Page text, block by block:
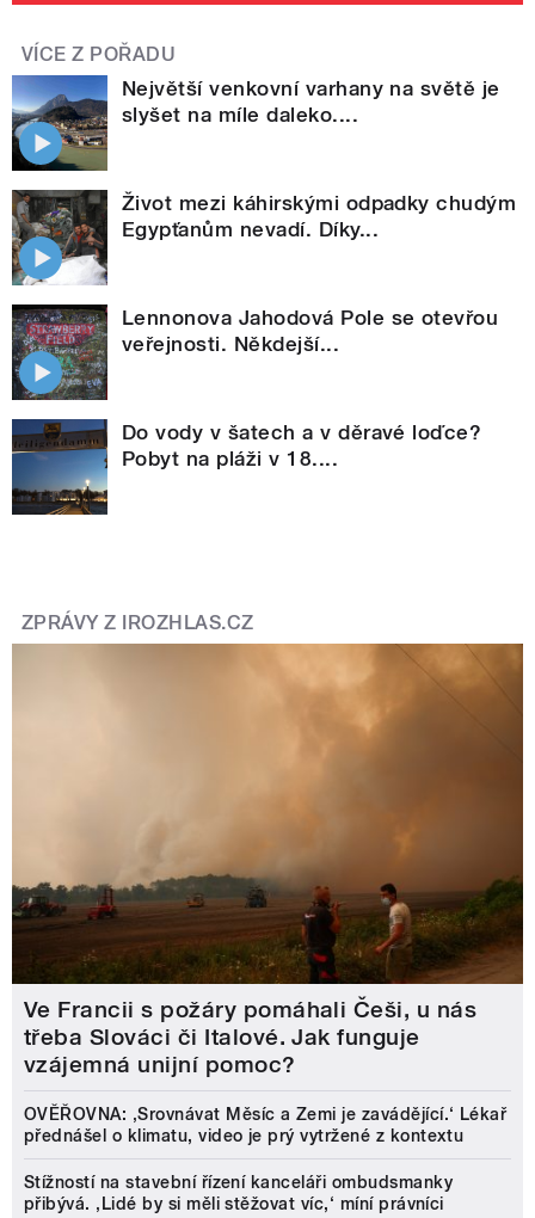
VÍCE Z POŘADU
Největší venkovní varhany na světě je
slyšet na míle daleko....
Život mezi káhirskými odpadky chudým
Egypťanům nevadí. Díky...
Lennonova Jahodová Pole se otevřou
veřejnosti. Někdejší...
Do vody v šatech a v děravé loďce?
Pobyt na pláži v 18....
ZPRÁVY Z IROZHLAS.CZ
Ve Francii s požáry pomáhali Češi, u nás
třeba Slováci či Italové. Jak funguje
vzájemná unijní pomoc?
OVĚŘOVNA: ‚Srovnávat Měsíc a Zemi je zavádějící.‘ Lékař
přednášel o klimatu, video je prý vytržené z kontextu
Stížností na stavební řízení kanceláři ombudsmanky
přibývá. ‚Lidé by si měli stěžovat víc,‘ míní právníci